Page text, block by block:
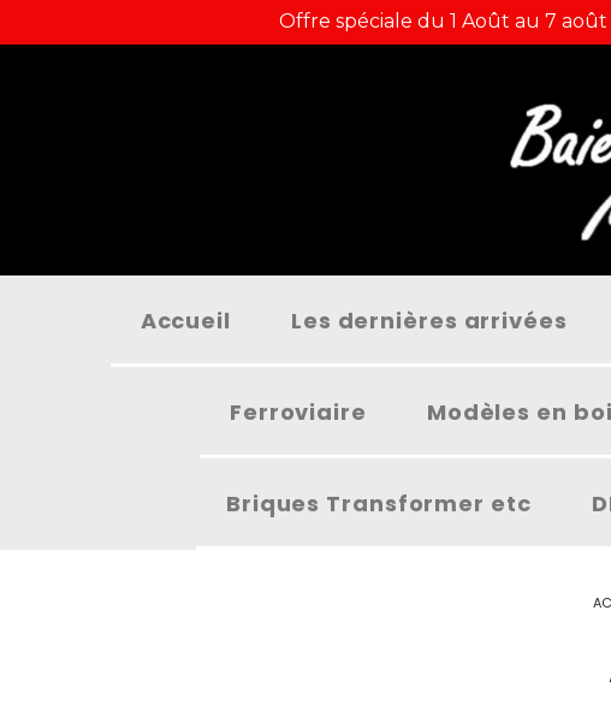
Offre spéciale du 1 Août au 7
Accueil Les dernières arrivées
Ferroviaire Modèles en
Briques Transformer etc